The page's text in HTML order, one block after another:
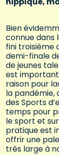
Bien
connue dans
fini troisième
demi-finale
de jeunes
est important
raison pour
la pandémie,
des Sports
temps pour
le sport et
pratique est
offrir une
très large à